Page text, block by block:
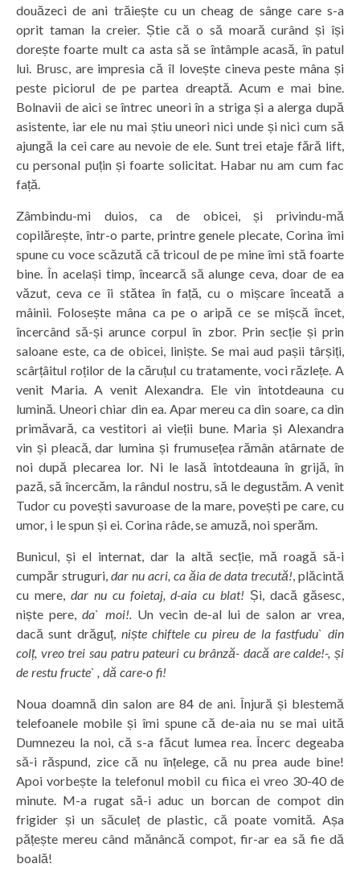
douăzeci de ani trăiește cu un cheag de sânge care s-a
oprit taman la creier. Știe că o să moară curând și își
dorește foarte mult ca asta să se întâmple acasă, în patul
lui. Brusc, are impresia că îl lovește cineva peste mâna și
peste piciorul de pe partea dreaptă. Acum e mai bine.
Bolnavii de aici se întrec uneori în a striga și a alerga după
asistente, iar ele nu mai știu uneori nici unde și nici cum să
ajungă la cei care au nevoie de ele. Sunt trei etaje fără lift,
cu personal puțin și foarte solicitat. Habar nu am cum fac
față.
Zâmbindu-mi duios, ca de obicei, și privindu-mă
copilărește, într-o parte, printre genele plecate, Corina îmi
spune cu voce scăzută că tricoul de pe mine îmi stă foarte
bine. În același timp, încearcă să alunge ceva, doar de ea
văzut, ceva ce îi stătea în față, cu o mișcare înceată a
mâinii. Folosește mâna ca pe o aripă ce se mișcă încet,
încercând să-și arunce corpul în zbor. Prin secție și prin
saloane este, ca de obicei, liniște. Se mai aud pașii târșiți,
scârțâitul roților de la căruțul cu tratamente, voci răzlețe. A
venit Maria. A venit Alexandra. Ele vin întotdeauna cu
lumină. Uneori chiar din ea. Apar mereu ca din soare, ca din
primăvară, ca vestitori ai vieții bune. Maria și Alexandra
vin și pleacă, dar lumina și frumusețea rămân atârnate de
noi după plecarea lor. Ni le lasă întotdeauna în grijă, în
pază, să încercăm, la rândul nostru, să le degustăm. A venit
Tudor cu povești savuroase de la mare, povești pe care, cu
umor, i le spun și ei. Corina râde, se amuză, noi sperăm.
Bunicul, și el internat, dar la altă secție, mă roagă să-i
cumpăr struguri, dar nu acri, ca ăia de data trecută!, plăcintă
cu mere, dar nu cu foietaj, d-aia cu blat! Și, dacă găsesc,
niște pere,da` moi!.Un vecin de-al lui de salon ar vrea,
dacă sunt drăguț, niște chiftele cu pireu de la fastfudu` din
colț, vreo trei sau patru pateuri cu brânză- dacă are calde!-, și
de restu fructe` , dă care-o fi!
Noua doamnă din salon are 84 de ani. Înjură și blestemă
telefoanele mobile și îmi spune că de-aia nu se mai uită
Dumnezeu la noi, că s-a făcut lumea rea. Încerc degeaba
să-i răspund, zice că nu înțelege, că nu prea aude bine!
Apoi vorbește la telefonul mobil cu fiica ei vreo 30-40 de
minute. M-a rugat să-i aduc un borcan de compot din
frigider și un săculeț de plastic, că poate vomită. Așa
pățește mereu când mănâncă compot, fir-ar ea să fie dă
boală!